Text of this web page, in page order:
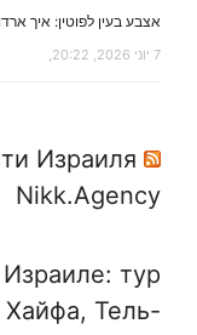
אצבע בעין לפוטין: איך
7 יוני 2026, 20:22,
Израиля
Nikk.Agency
тур
Тель-